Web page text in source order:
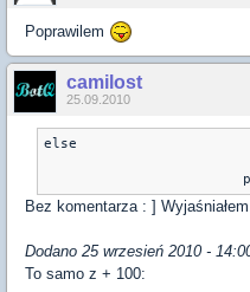
Poprawilem
camilost
25.09.2010
else
Bez komentarza : ]
Dodano 25 wrzesień 2010 -
To samo z + 100: